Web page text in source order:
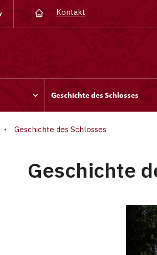
Kontakt
Geschichte des Schlosses
Geschichte des Schlosses
Geschichte